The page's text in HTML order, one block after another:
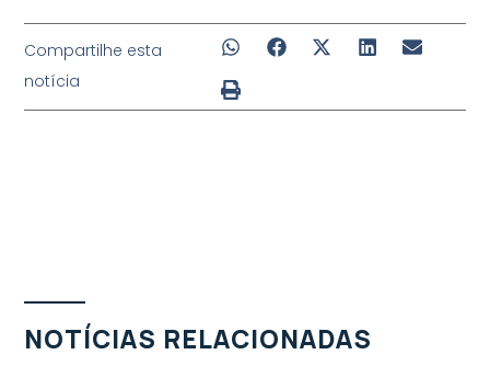
Compartilhe esta
notícia
NOTÍCIAS RELACIONADAS